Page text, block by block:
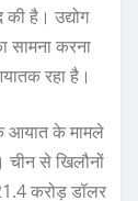
है। उद्योग
सामना करना
रहा है।
आयात के मामले
चीन से खिलौनों
करोड़ डॉलर